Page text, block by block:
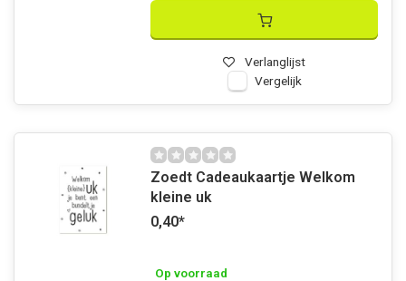
Verlanglijst
Vergelijk
Zoedt Cadeaukaartje Welkom
kleine uk
0,40*
Op voorraad